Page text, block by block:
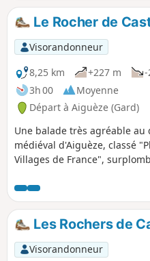
Le Rocher de
Visorandonneur
8,25 km
+227 m
-
3h 00
Moyenne
Départ à Aiguèze (Gard)
Une balade très agréable
médiéval d'Aiguèze, classé
Villages de France",
belvédère sur l'affluent du
Les Rochers de
Visorandonneur